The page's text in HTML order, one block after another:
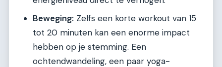
Beweging: Zelfs een korte workout van 15
tot 20 minuten kan een enorme impact
hebben op je stemming. Een
ochtendwandeling, een paar yoga-